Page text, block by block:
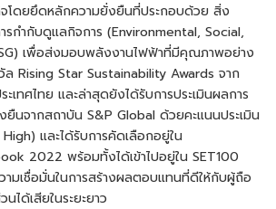
โดยยึดหลักความยั่งยืนที่ประกอบด้วย สิ่ง
กำกับดูแลกิจการ (Environmental, Social,
เพื่อส่งมอบพลังงานไฟฟ้าที่มีคุณภาพอย่าง
Rising Star Sustainability Awards จาก
ทศไทย และล่าสุดยังได้รับการประเมินผลการ
ยืนจากสถาบัน S&P Global ด้วยคะแนนประเมิน
และได้รับการคัดเลือกอยู่ใน
2022 พร้อมทั้งได้เข้าไปอยู่ใน SET100
ามเชื่อมั่นในการสร้างผลตอบแทนที่ดีให้กับผู้ถือ
ด้เสียในระยะยาว